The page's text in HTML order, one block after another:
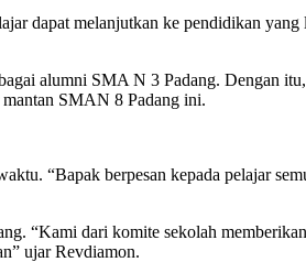
dapat melanjutkan ke pendidikan
alumni SMA N 3 Padang. Dengan
mantan SMAN 8 Padang ini.
“Bapak berpesan kepada pelajar
“Kami dari komite sekolah
ujar Revdiamon.